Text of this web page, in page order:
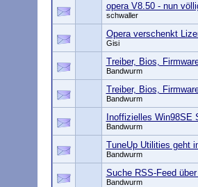
opera V8.50 - nun
schwaller
Opera verschenkt
Gisi
Treiber, Bios,
Bandwurm
Treiber, Bios,
Bandwurm
Inoffizielles Win98SE
Bandwurm
TuneUp Utilities geht
Bandwurm
Suche RSS-Feed
Bandwurm